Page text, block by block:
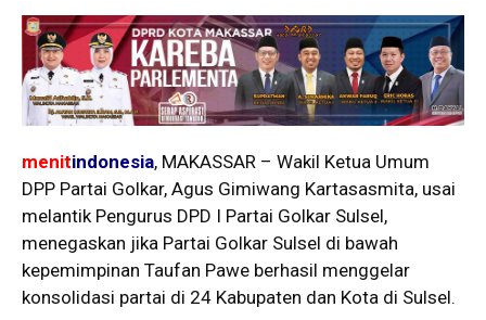
menitindonesia, MAKASSAR – Wakil Ketua Umum
DPP Partai Golkar, Agus Gimiwang Kartasasmita, usai
melantik Pengurus DPD I Partai Golkar Sulsel,
menegaskan jika Partai Golkar Sulsel di bawah
kepemimpinan Taufan Pawe berhasil menggelar
konsolidasi partai di 24 Kabupaten dan Kota di Sulsel.